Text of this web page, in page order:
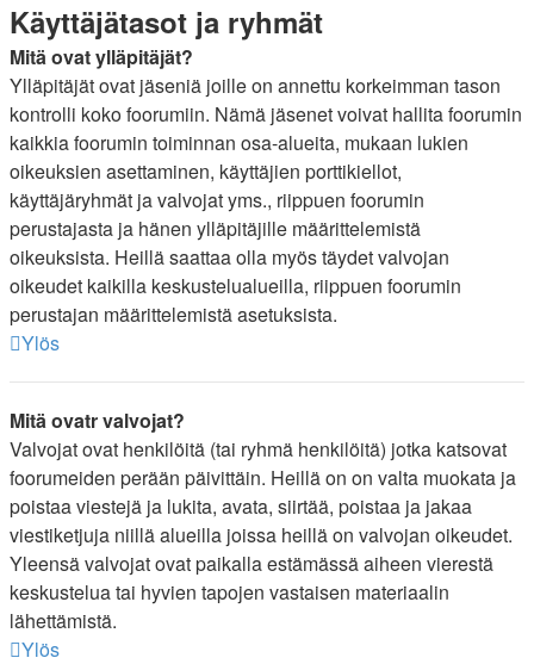
Käyttäjätasot ja ryhmät
Mitä ovat ylläpitäjät?
Ylläpitäjät ovat jäseniä joille on annettu korkeimman tason
kontrolli koko foorumiin. Nämä jäsenet voivat hallita foorumin
kaikkia foorumin toiminnan osa-alueita, mukaan lukien
oikeuksien asettaminen, käyttäjien porttikiellot,
käyttäjäryhmät ja valvojat yms., riippuen foorumin
perustajasta ja hänen ylläpitäjille määrittelemistä
oikeuksista. Heillä saattaa olla myös täydet valvojan
oikeudet kaikilla keskustelualueilla, riippuen foorumin
perustajan määrittelemistä asetuksista.
Ylös
Mitä ovatr valvojat?
Valvojat ovat henkilöitä (tai ryhmä henkilöitä) jotka katsovat
foorumeiden perään päivittäin. Heillä on on valta muokata ja
poistaa viestejä ja lukita, avata, siirtää, poistaa ja jakaa
viestiketjuja niillä alueilla joissa heillä on valvojan oikeudet.
Yleensä valvojat ovat paikalla estämässä aiheen vierestä
keskustelua tai hyvien tapojen vastaisen materiaalin
lähettämistä.
Ylös